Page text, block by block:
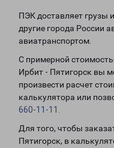
ПЭК доставляет грузы
другие города России
авиатранспортом.
С примерной
Ирбит - Пятигорск вы
произвести расчет
калькулятора или
660-11-11
Для того, чтобы
Пятигорск, в